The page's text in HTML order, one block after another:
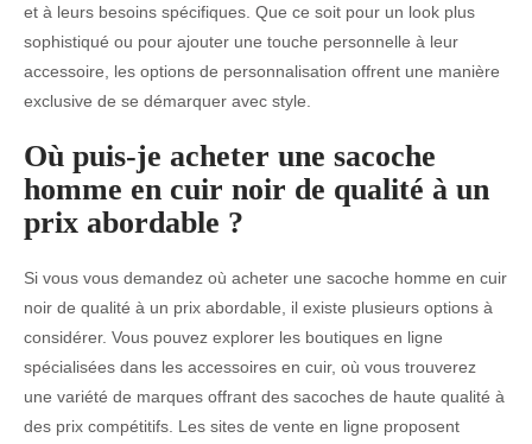
et à leurs besoins spécifiques. Que ce soit pour un look plus
sophistiqué ou pour ajouter une touche personnelle à leur
accessoire, les options de personnalisation offrent une manière
exclusive de se démarquer avec style.
Où puis-je acheter une sacoche
homme en cuir noir de qualité à un
prix abordable ?
Si vous vous demandez où acheter une sacoche homme en cuir
noir de qualité à un prix abordable, il existe plusieurs options à
considérer. Vous pouvez explorer les boutiques en ligne
spécialisées dans les accessoires en cuir, où vous trouverez
une variété de marques offrant des sacoches de haute qualité à
des prix compétitifs. Les sites de vente en ligne proposent